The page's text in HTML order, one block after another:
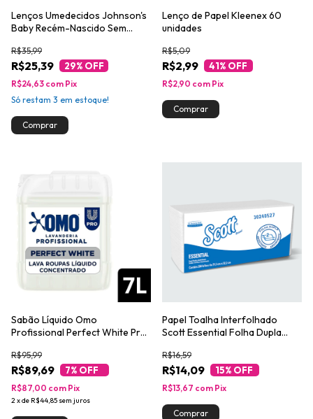
Lenços Umedecidos Johnson's
Baby Recém-Nascido Sem
R$25,39
R$35,99
29% OFF
R$24,63 com Pix
Só restam 3 em estoque!
Lenço de Papel Kleenex 60
unidades
R$2,99
R$5,09
41% OFF
R$2,90 com Pix
Sabão Líquido Omo
Profissional Perfect White Pro
R$89,69
R$95,99
7% OFF
2xde R$44,85 sem juros
R$87,00 com Pix
Papel Toalha Interfolhado
Scott Essential Folha Dupla
R$14,09
R$16,59
15% OFF
R$13,67 com Pix